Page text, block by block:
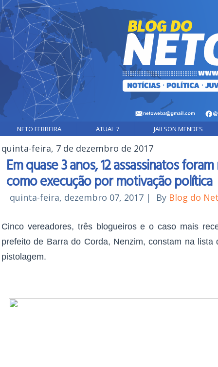
NETO FERREIRA ATUAL 7 JAILSON MENDES
quinta-feira, 7 de dezembro de 2017
Em quase 3 anos, 12 assassinatos
como execução por motivação política
quinta-feira, dezembro 07, 2017 | By Blog do
Cinco vereadores, três blogueiros e o caso mais
prefeito de Barra do Corda, Nenzim, constam na
pistolagem.